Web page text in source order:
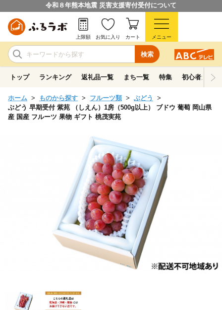
令和８年熊本地震 災害支援寄付受付について
検索
上限額 お気に入り カート メニュー
トップ ランキング 返礼品一覧 まち一覧 特集 初心者ガイド
ホーム ものから探す フルーツ類
ぶどう
ぶどう 早期受付 紫苑 （しえん）1房（500g以上） ブドウ 葡萄 岡山県
産 国産 フルーツ 果物 ギフト 桃茂実苑